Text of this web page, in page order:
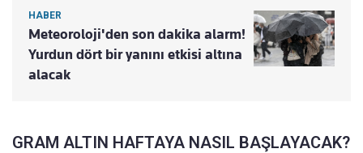
HABER
Meteoroloji'den son dakika alarm!
Yurdun dört bir yanını etkisi altına
alacak
GRAM ALTIN HAFTAYA NASIL BAŞLAYACAK?